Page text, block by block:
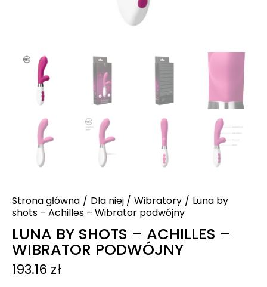
Strona główna Dla niej Wibratory
Luna by
shots – Achilles – Wibrator podwójny
LUNA BY SHOTS – ACHILLES –
WIBRATOR PODWÓJNY
193.16 zł